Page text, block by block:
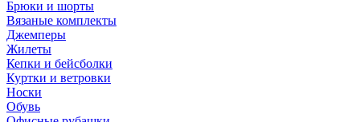
Брюки и шорты
Вязаные комплекты
Джемперы
Жилеты
Кепки и бейсболки
Куртки и ветровки
Носки
Обувь